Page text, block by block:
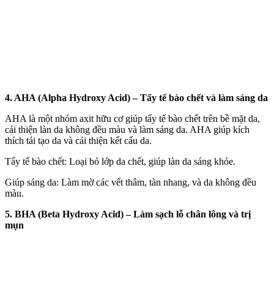
4. AHA (Alpha Hydroxy Acid) – Tẩy tế bào chết và làm sáng da
AHA là một nhóm axit hữu cơ giúp tẩy tế bào chết trên bề mặt da,
cải thiện làn da không đều màu và làm sáng da. AHA giúp kíc‌h
thí‌ch tái tạo da và cải thiện kết cấu da.
Tẩy tế bào chết: Loại bỏ lớp da chết, giúp làn da sáng khỏe.
Giúp sáng da: Làm mờ các vết thâm, tàn nhang, và da không đều
màu.
5. BHA (Beta Hydroxy Acid) – Làm sạch lỗ chân lông và trị
mụn